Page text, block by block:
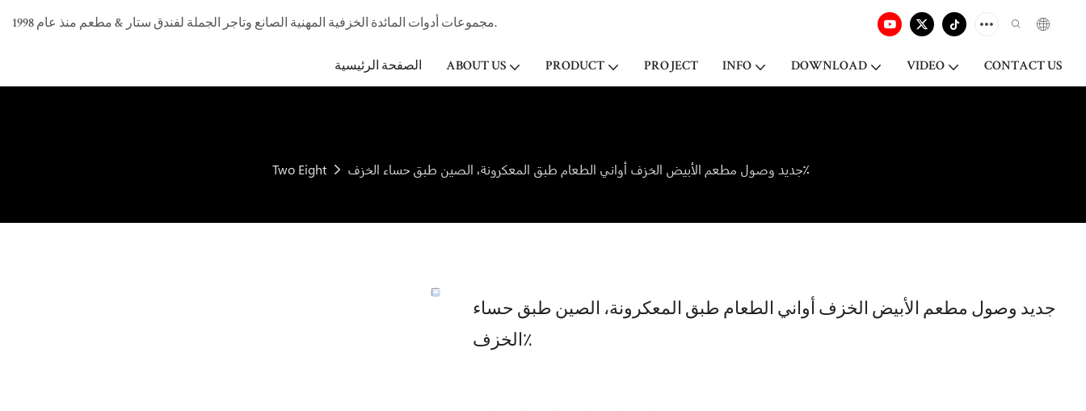
مجموعات أدوات المائدة الخزفية المهنية الصانع وتاجر الجملة لفندق ستار & مطعم منذ عام 1998.
الصفحة الرئيسية ABOUT US PRODUCT PROJECT INFO DOWNLOAD VIDEO CONTACT US
Two Eight جديد وصول مطعم الأبيض الخزف أواني الطعام طبق المعكرونة، الصين طبق حساء الخزف٪
جديد وصول مطعم الأبيض الخزف أواني الطعام طبق المعكرونة، الصين طبق حساء
الخزف٪